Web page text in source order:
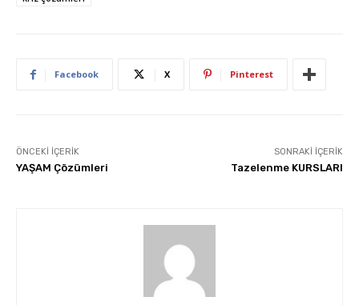
Facebook X Pinterest
ÖNCEKI İÇERIK
YAŞAM Çözümleri
SONRAKI İÇERIK
Tazelenme KURSLARI